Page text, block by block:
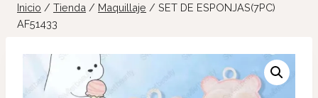
Inicio / Tienda / Maquillaje / SET DE ESPONJAS(7PC)
AF51433